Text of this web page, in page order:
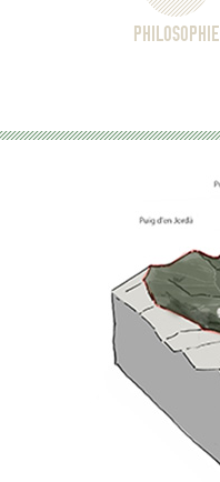
PHILOSOPHIE